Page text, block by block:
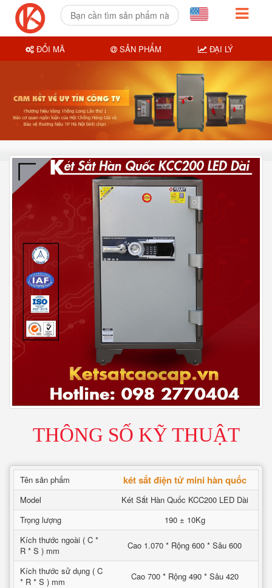
THÔNG SỐ KỸ THUẬT
Tên sản phẩm két sắt điện tử mini hàn quốc
Model
Két Sắt Hàn Quốc KCC200 LED Dài
Trọng lượng
190 ± 10Kg
Kích thước ngoài ( C *
R * S ) mm
Cao 1.070 * Rộng 600 * Sâu 600
Kích thước sử dụng ( C
* R * S ) mm
Cao 700 * Rộng 490 * Sâu 420
ĐỔI MÃ SẢN PHẨM ĐẠI LÝ